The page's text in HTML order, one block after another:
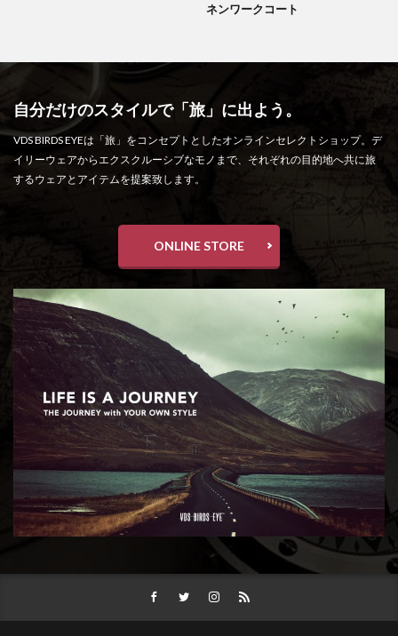
ネンワークコート
自分だけのスタイルで「旅」に出よう。
VDS BIRDS EYEは「旅」をコンセプトとしたオンラインセレクトショップ。デ
イリーウェアからエクスクルーシブなモノまで、それぞれの目的地へ共に旅
するウェアとアイテムを提案致します。
ONLINE STORE